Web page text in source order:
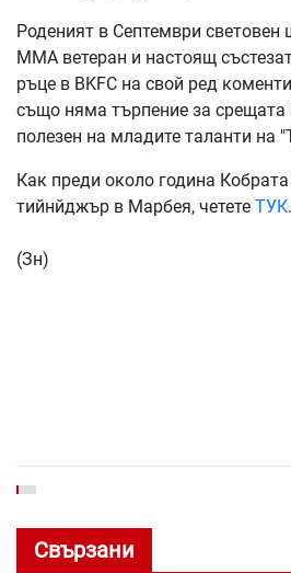
Роденият в Септември
MMA ветеран и настоящ
ръце в BKFC на свой ред
също няма търпение за срещата
полезен на младите таланти на
Как преди около година
тийнйджър в Марбея, четете ТУК.
(Зн)
Свързани